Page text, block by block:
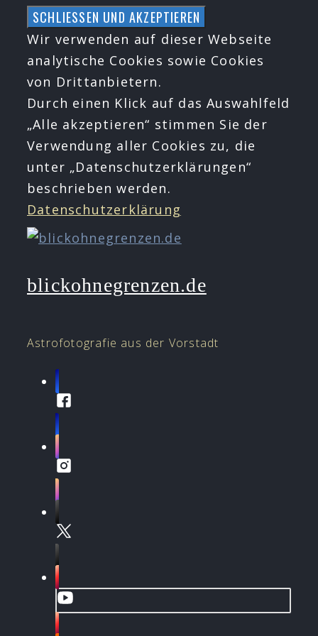
Zum
Inhalt
springen
Wir verwenden auf dieser Webseite
analytische Cookies sowie Cookies
von Drittanbietern.
Durch einen Klick auf das Auswahlfeld
„Alle akzeptieren“ stimmen Sie der
Verwendung aller Cookies zu, die
unter „Datenschutzerklärungen“
beschrieben werden.
Datenschutzerklärung
blickohnegrenzen.de
Astrofotografie aus der Vorstadt